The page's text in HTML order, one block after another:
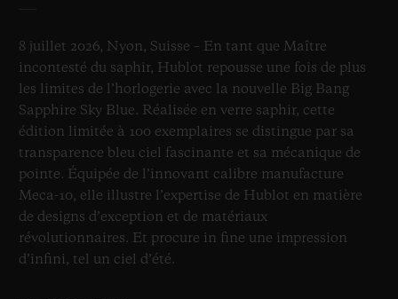
8 juillet 2026, Nyon, Suisse – En tant que Maître
incontesté du saphir, Hublot repousse une fois de plus
les limites de l’horlogerie avec la nouvelle Big Bang
Sapphire Sky Blue. Réalisée en verre saphir, cette
édition limitée à 100 exemplaires se distingue par sa
transparence bleu ciel fascinante et sa mécanique de
pointe. Équipée de l’innovant calibre manufacture
Meca-10, elle illustre l’expertise de Hublot en matière
de designs d’exception et de matériaux
révolutionnaires. Et procure in fine une impression
d’infini, tel un ciel d’été.